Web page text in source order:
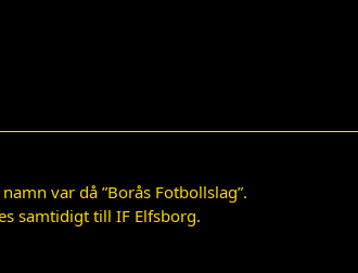
var då ”Borås Fotbollslag”.
samtidigt till IF Elfsborg.